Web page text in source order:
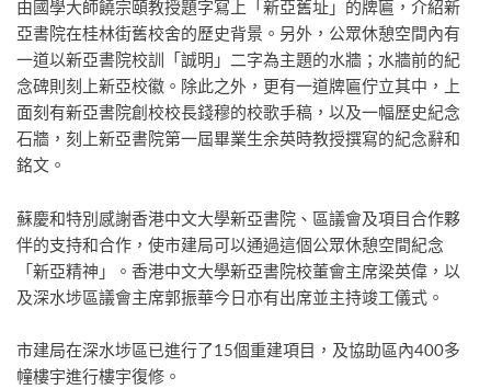
由國學大師饒宗頤教授題字寫上「新亞舊址」的牌匾，介紹新
亞書院在桂林街舊校舍的歷史背景。另外，公眾休憩空間內有
一道以新亞書院校訓「誠明」二字為主題的水牆；水牆前的紀
念碑則刻上新亞校徽。除此之外，更有一道牌匾佇立其中，上
面刻有新亞書院創校校長錢穆的校歌手稿，以及一幅歷史紀念
石牆，刻上新亞書院第一屆畢業生余英時教授撰寫的紀念辭和
銘文。
蘇慶和特別感謝香港中文大學新亞書院、區議會及項目合作夥
伴的支持和合作，使市建局可以通過這個公眾休憩空間紀念
「新亞精神」。香港中文大學新亞書院校董會主席梁英偉，以
及深水埗區議會主席郭振華今日亦有出席並主持竣工儀式。
市建局在深水埗區已進行了15個重建項目，及協助區內400多
幢樓宇進行樓宇復修。